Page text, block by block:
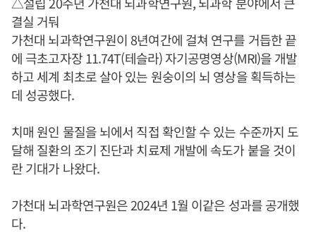
결실 거둬
가천대 뇌과학연구원이 8년여간에 걸쳐 연구를 거듭한 끝
에 극초고자장 11.74T(테슬라) 자기공명영상(MRI)을 개발
하고 세계 최초로 살아 있는 원숭이의 뇌 영상을 획득하는
데 성공했다.
치매 원인 물질을 뇌에서 직접 확인할 수 있는 수준까지 도
달해 질환의 조기 진단과 치료제 개발에 속도가 붙을 것이
란 기대가 나왔다.
가천대 뇌과학연구원은 2024년 1월 이같은 성과를 공개했
다.